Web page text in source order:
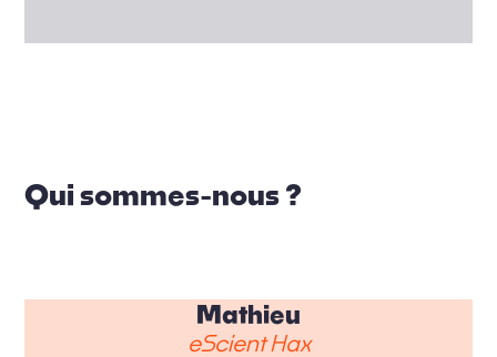
Qui sommes-nous ?
Mathieu
eScient Hax